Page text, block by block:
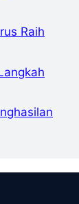
Raih